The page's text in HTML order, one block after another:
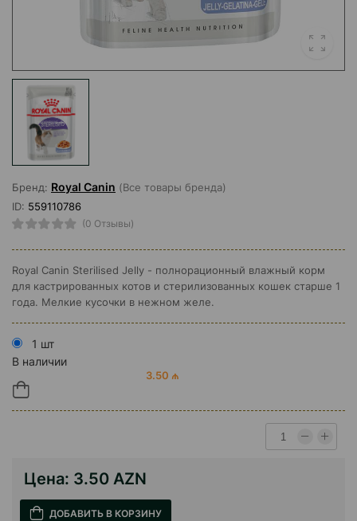
Бренд: Royal Canin (Все товары бренда)
ID: 559110786
(0 Отзывы)
Royal Canin Sterilised Jelly - полнорационный влажный корм
для кастрированных котов и стерилизованных кошек старше 1
года. Мелкие кусочки в нежном желе.
1 шт
В наличии
3.50 ₼
Цена: 3.50 AZN
ДОБАВИТЬ В КОРЗИНУ